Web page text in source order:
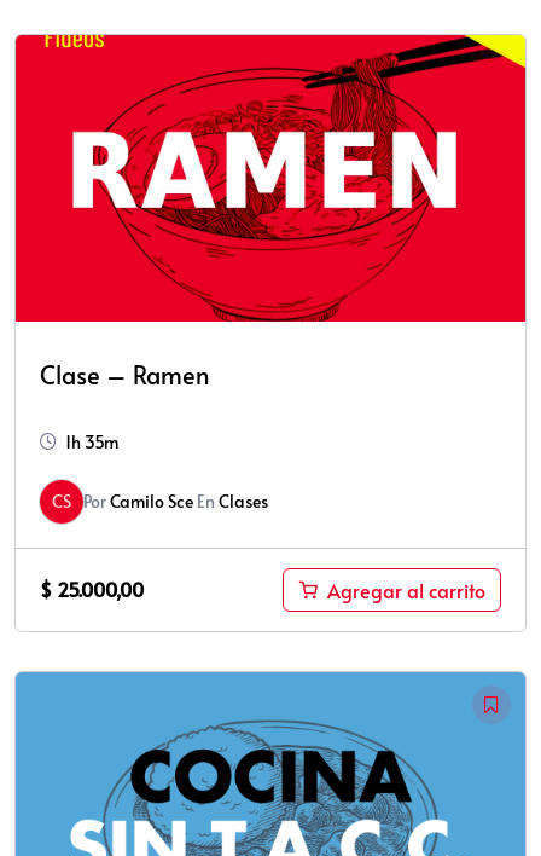
Clase – Ramen
1h 35m
CS PorCamilo Sce En Clases
$ 25.000,00 Agregar al carrito